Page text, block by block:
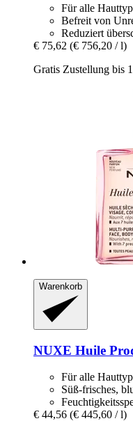
Für alle
Befreit von
Reduziert
€ 75,62 (€ 756,20 / l)
Gratis Zustellung bis
Warenkorb
NUXE Huile
Für alle
Süß-frisches,
€ 44,56 (€ 445,60 / l)